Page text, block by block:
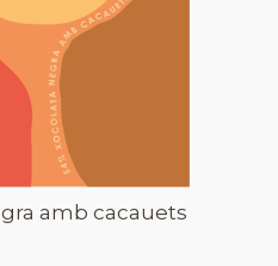
amb cacauets